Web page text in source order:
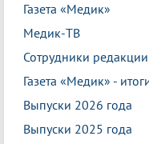
Газета «Медик»
Медик-ТВ
Сотрудники
Газета «Медик» -
Выпуски 2026 года
Выпуски 2025 года